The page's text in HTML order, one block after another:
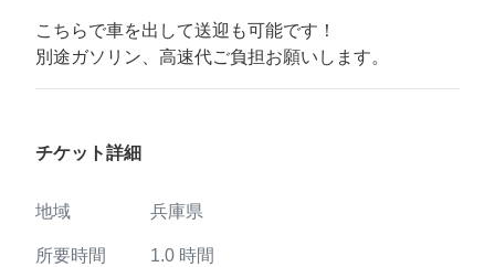
こちらで車を出して送迎も可能です！
別途ガソリン、高速代ご負担お願いします。
チケット詳細
地域 兵庫県
所要時間 1.0 時間